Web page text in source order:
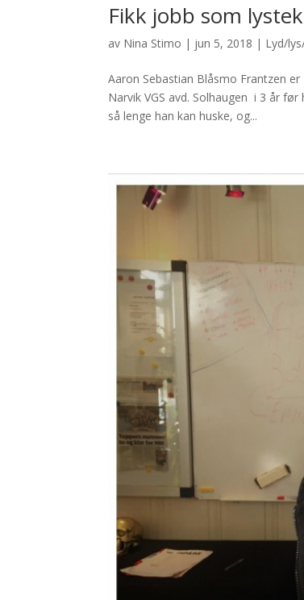
Fikk jobb som
av Nina Stimo | jun 5, 2018 | Lyd/
Aaron Sebastian Blåsmo Frantzen
Narvik VGS avd. Solhaugen i 3 år
så lenge han kan huske, og...